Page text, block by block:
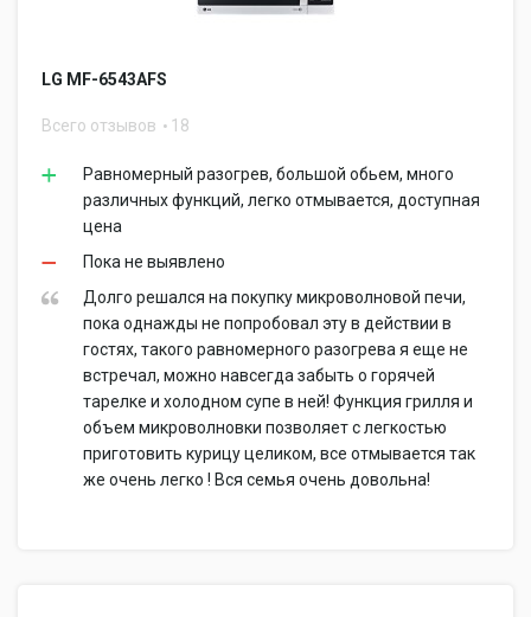
LG MF-6543AFS
Всего отзывов 18
Равномерный разогрев, большой обьем, много
различных функций, легко отмывается, доступная
цена
Пока не выявлено
Долго решался на покупку микроволновой печи,
пока однажды не попробовал эту в действии в
гостях, такого равномерного разогрева я еще не
встречал, можно навсегда забыть о горячей
тарелке и холодном супе в ней! Функция грилля и
объем микроволновки позволяет с легкостью
приготовить курицу целиком, все отмывается так
же очень легко ! Вся семья очень довольна!